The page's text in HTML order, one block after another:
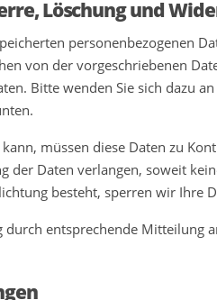
Löschung und
personenbezogenen
von der vorgeschriebenen
Bitte wenden Sie sich dazu
müssen diese Daten zu
der Daten verlangen, soweit
besteht, sperren wir Ihre
entsprechende Mitteilung